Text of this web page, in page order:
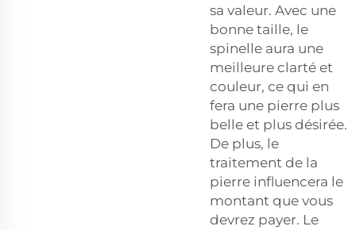
sa valeur. Avec une
bonne taille, le
spinelle aura une
meilleure clarté et
couleur, ce qui en
fera une pierre plus
belle et plus désirée.
De plus, le
traitement de la
pierre influencera le
montant que vous
devrez payer. Le